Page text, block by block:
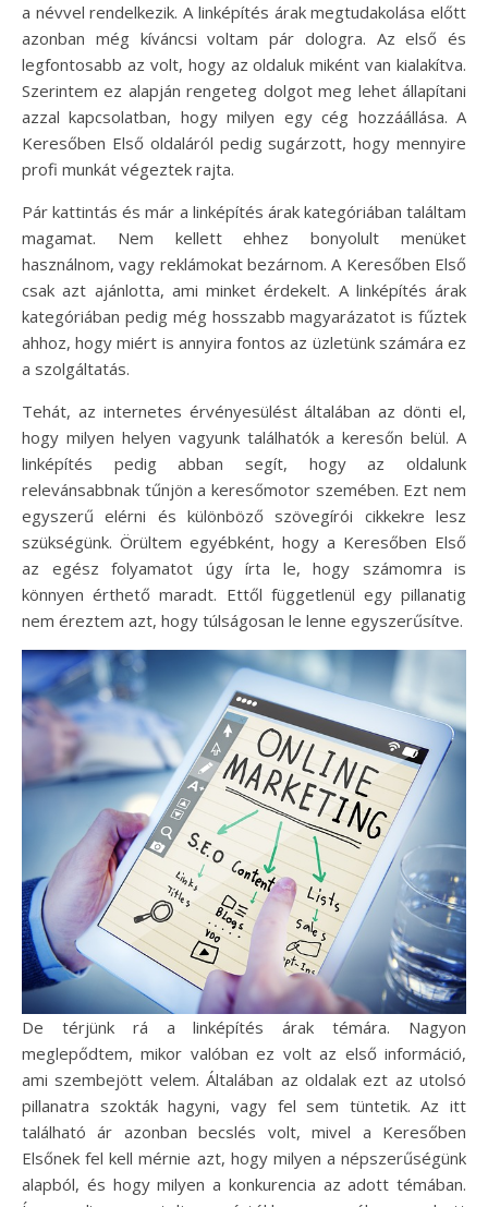
a névvel rendelkezik. A linképítés árak megtudakolása előtt
azonban még kíváncsi voltam pár dologra. Az első és
legfontosabb az volt, hogy az oldaluk miként van kialakítva.
Szerintem ez alapján rengeteg dolgot meg lehet állapítani
azzal kapcsolatban, hogy milyen egy cég hozzáállása. A
Keresőben Első oldaláról pedig sugárzott, hogy mennyire
profi munkát végeztek rajta.
Pár kattintás és már a linképítés árak kategóriában találtam
magamat. Nem kellett ehhez bonyolult menüket
használnom, vagy reklámokat bezárnom. A Keresőben Első
csak azt ajánlotta, ami minket érdekelt. A linképítés árak
kategóriában pedig még hosszabb magyarázatot is fűztek
ahhoz, hogy miért is annyira fontos az üzletünk számára ez
a szolgáltatás.
Tehát, az internetes érvényesülést általában az dönti el,
hogy milyen helyen vagyunk találhatók a keresőn belül. A
linképítés pedig abban segít, hogy az oldalunk
relevánsabbnak tűnjön a keresőmotor szemében. Ezt nem
egyszerű elérni és különböző szövegírói cikkekre lesz
szükségünk. Örültem egyébként, hogy a Keresőben Első
az egész folyamatot úgy írta le, hogy számomra is
könnyen érthető maradt. Ettől függetlenül egy pillanatig
nem éreztem azt, hogy túlságosan le lenne egyszerűsítve.
De térjünk rá a linképítés árak témára. Nagyon
meglepődtem, mikor valóban ez volt az első információ,
ami szembejött velem. Általában az oldalak ezt az utolsó
pillanatra szokták hagyni, vagy fel sem tüntetik. Az itt
található ár azonban becslés volt, mivel a Keresőben
Elsőnek fel kell mérnie azt, hogy milyen a népszerűségünk
alapból, és hogy milyen a konkurencia az adott témában.